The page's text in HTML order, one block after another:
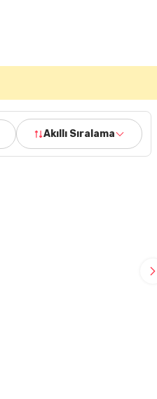
Akıllı Sıralama